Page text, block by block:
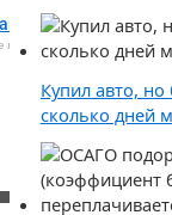
лучшее предложения от
Купил авто,
сколько дней